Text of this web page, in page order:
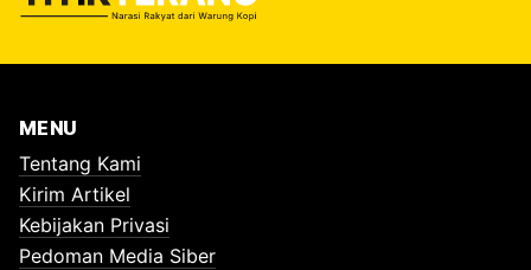
MENU
Tentang Kami
Kirim Artikel
Kebijakan Privasi
Pedoman Media Siber